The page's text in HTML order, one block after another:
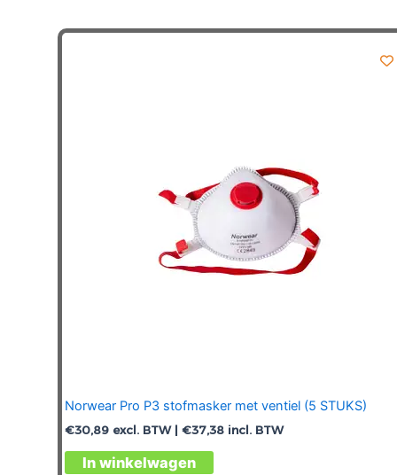
Norwear Pro P3 stofmasker met ventiel (5 STUKS)
€30,89 excl. BTW | €37,38 incl. BTW
In winkelwagen